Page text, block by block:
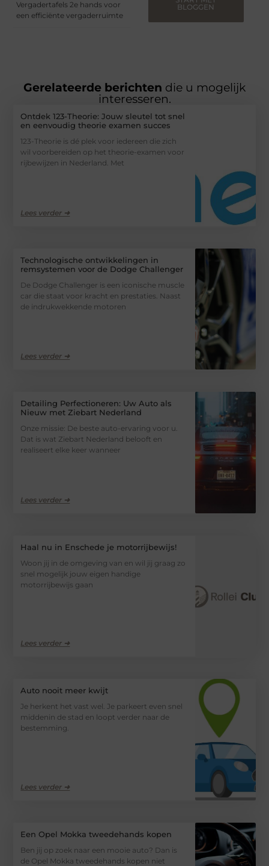
Vergadertafels 2e hands voor
een efficiënte vergaderruimte
BLOGGEN
Gerelateerde berichten die u mogelijk
interesseren.
Ontdek 123-Theorie: Jouw sleutel tot snel
en eenvoudig theorie examen succes
123-Theorie is dé plek voor iedereen die zich
wil voorbereiden op het theorie-examen voor
rijbewijzen in Nederland. Met
Lees verder ➜
Technologische ontwikkelingen in
remsystemen voor de Dodge Challenger
De Dodge Challenger is een iconische muscle
car die staat voor kracht en prestaties. Naast
de indrukwekkende motoren
Lees verder ➜
Detailing Perfectioneren: Uw Auto als
Nieuw met Ziebart Nederland
Onze missie: De beste auto-ervaring voor u.
Dat is wat Ziebart Nederland belooft en
realiseert elke keer wanneer
Lees verder ➜
Haal nu in Enschede je motorrijbewijs!
Woon jij in de omgeving van en wil jij graag zo
snel mogelijk jouw eigen handige
motorrijbewijs gaan
Lees verder ➜
Auto nooit meer kwijt
Je herkent het vast wel. Je parkeert even snel
middenin de stad en loopt verder naar de
bestemming.
Lees verder ➜
Een Opel Mokka tweedehands kopen
Ben jij op zoek naar een mooie auto? Dan is
de Opel Mokka tweedehands kopen niet